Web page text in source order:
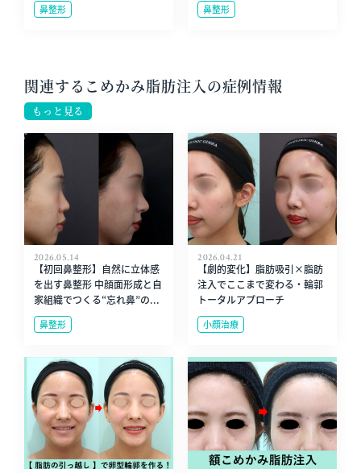
鼻整形 鼻整形
関連するこめかみ脂肪注入の症例情報
もっと見る
2026.05.14
【初回鼻整形】自然に立体感
を出す鼻整形 中顔面形成と自
家組織でつくる“忘れ鼻”の...
鼻整形
2026.04.21
【劇的変化】脂肪吸引×脂肪
注入でここまで変わる・輪郭
トータルアプローチ
小顔治療